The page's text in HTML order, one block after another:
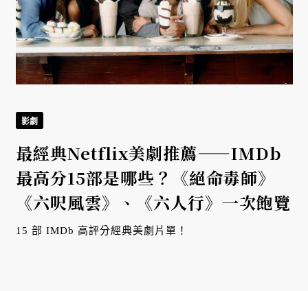
影劇
最經典Netflix美劇推薦——IMDb
最高分15部是哪些？《絕命毒師》
《六呎風雲》、《六人行》一次飽覽
15 部 IMDb 高評分經典美劇片單！